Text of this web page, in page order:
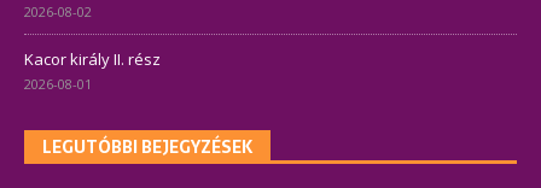
2026-08-02
Kacor király II. rész
2026-08-01
LEGUTÓBBI BEJEGYZÉSEK